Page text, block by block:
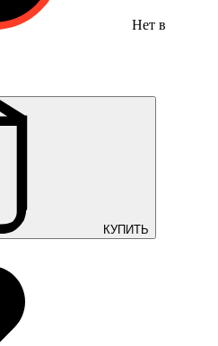
Нет в
КУПИТЬ